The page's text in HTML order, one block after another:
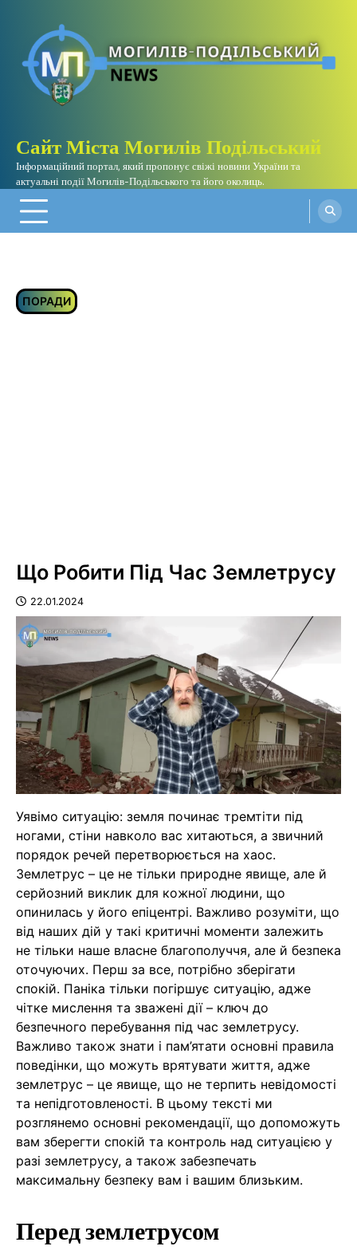
вмісту
Сайт Міста Могилів Подільський
Інформаційний портал, який пропонує свіжі новини України та
актуальні події Могилів-Подільського та його околиць.
ПОРАДИ
Що Робити Під Час Землетрусу
22.01.2024
Уявімо ситуацію: земля починає тремтіти під
ногами, стіни навколо вас хитаються, а звичний
порядок речей перетворюється на хаос.
Землетрус – це не тільки природне явище, але й
серйозний виклик для кожної людини, що
опинилась у його епіцентрі. Важливо розуміти, що
від наших дій у такі критичні моменти залежить
не тільки наше власне благополуччя, але й безпека
оточуючих. Перш за все, потрібно зберігати
спокій. Паніка тільки погіршує ситуацію, адже
чітке мислення та зважені дії – ключ до
безпечного перебування під час землетрусу.
Важливо також знати і пам’ятати основні правила
поведінки, що можуть врятувати життя, адже
землетрус – це явище, що не терпить невідомості
та непідготовленості. В цьому тексті ми
розглянемо основні рекомендації, що допоможуть
вам зберегти спокій та контроль над ситуацією у
разі землетрусу, а також забезпечать
максимальну безпеку вам і вашим близьким.
Перед землетрусом